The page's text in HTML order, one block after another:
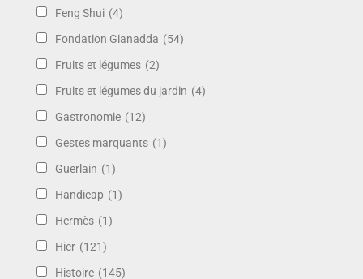
Feng Shui (4)
Fondation Gianadda (54)
Fruits et légumes (2)
Fruits et légumes du jardin (4)
Gastronomie (12)
Gestes marquants (1)
Guerlain (1)
Handicap (1)
Hermès (1)
Hier (121)
Histoire (145)